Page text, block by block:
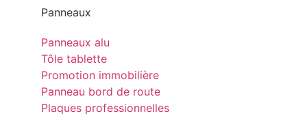
Panneaux
Panneaux alu
Tôle tablette
Promotion immobilière
Panneau bord de route
Plaques professionnelles